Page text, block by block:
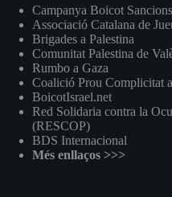
Campanya Boicot
Associació Catalana de
Brigades a Palestina
Comunitat Palestina de
Rumbo a Gaza
Coalició Prou Complicitat
BoicotIsrael.net
Red Solidaria contra la
(RESCOP)
BDS Internacional
Més enllaços >>>